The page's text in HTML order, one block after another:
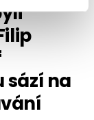
sází na